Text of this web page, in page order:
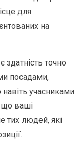
для
на
точно
посадами,
учасниками
що ваші
тих людей, які